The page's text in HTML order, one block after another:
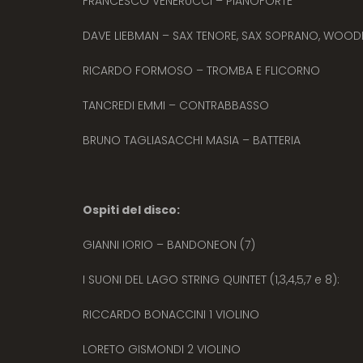
DAVE LIEBMAN – SAX TENORE, SAX SOPRANO,
RICARDO FORMOSO – TROMBA E FLICORNO
TANCREDI EMMI – CONTRABBASSO
BRUNO TAGLIASACCHI MASIA – BATTERIA
Ospiti del disco:
GIANNI IORIO – BANDONEON (7)
I SUONI DEL LAGO STRING QUINTET (1,3,4,5,7 e 8):
RICCARDO BONACCINI 1 VIOLINO
LORETO GISMONDI 2 VIOLINO